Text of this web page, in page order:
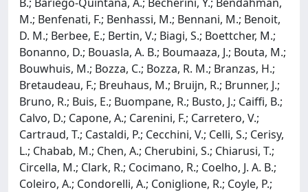
M.; Benfenati, F.; Benhassi, M.; Bennani, M.; Benoit,
D. M.; Berbee, E.; Bertin, V.; Biagi, S.; Boettcher, M.;
Bonanno, D.; Bouasla, A. B.; Boumaaza, J.; Bouta, M.;
Bouwhuis, M.; Bozza, C.; Bozza, R. M.; Branzas, H.;
Bretaudeau, F.; Breuhaus, M.; Bruijn, R.; Brunner, J.;
Bruno, R.; Buis, E.; Buompane, R.; Busto, J.; Caiffi, B.;
Calvo, D.; Capone, A.; Carenini, F.; Carretero, V.;
Cartraud, T.; Castaldi, P.; Cecchini, V.; Celli, S.; Cerisy,
L.; Chabab, M.; Chen, A.; Cherubini, S.; Chiarusi, T.;
Circella, M.; Clark, R.; Cocimano, R.; Coelho, J. A. B.;
Coleiro, A.; Condorelli, A.; Coniglione, R.; Coyle, P.;